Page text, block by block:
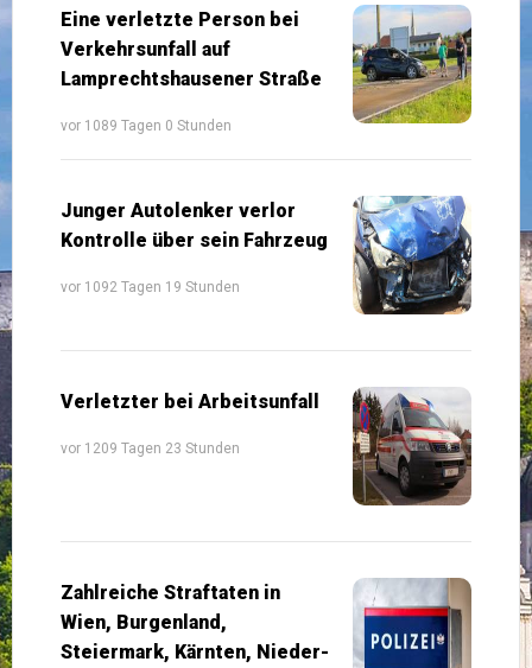
Eine verletzte Person bei
Verkehrsunfall auf
Lamprechtshausener Straße
vor 1089 Tagen 0 Stunden
Junger Autolenker verlor
Kontrolle über sein Fahrzeug
vor 1092 Tagen 19 Stunden
Verletzter bei Arbeitsunfall
vor 1209 Tagen 23 Stunden
Zahlreiche Straftaten in
Wien, Burgenland,
Steiermark, Kärnten, Nieder-